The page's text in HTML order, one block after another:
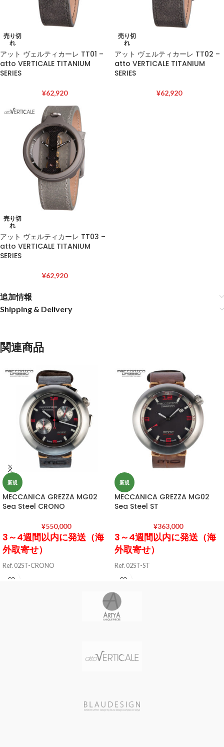
売り切
れ
アット ヴェルティカーレ TT01 –
atto VERTICALE TITANIUM
SERIES
¥62,920
売り切
れ
アット ヴェルティカーレ TT02 –
atto VERTICALE TITANIUM
SERIES
¥62,920
売り切
れ
アット ヴェルティカーレ TT03 –
atto VERTICALE TITANIUM
SERIES
¥62,920
追加情報
Shipping & Delivery
関連商品
新規
MECCANICA GREZZA MG02
Sea Steel CRONO
¥550,000
3～4週間以内に発送（海
外取寄せ）
Ref. 02ST-CRONO
ケース素材 AISI 316L ステンレスス
ケースサイズ 直径46 mm / 厚さ17
新規
MECCANICA GREZZA MG02
Sea Steel ST
¥363,000
3～4週間以内に発送（海
外取寄せ）
Ref. 02ST-ST
ケース素材 AISI 316L ステンレスス
ケースサイズ 直径46 mm / 厚さ17
mm
ケースカラー STEEL
示)
インデックス